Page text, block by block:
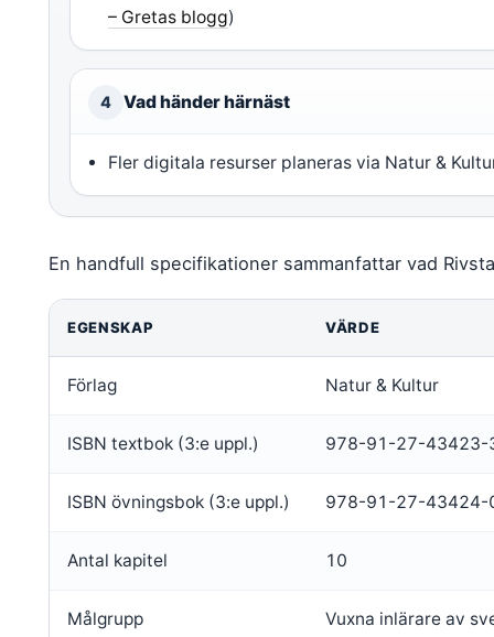
– Gretas blogg)
4 Vad händer härnäst
Fler digitala resurser planeras via Natur &
En handfull specifikationer sammanfattar vad
EGENSKAP VÄRDE
Förlag Natur & Kultur
ISBN textbok (3:e uppl.) 978-91-27-43423-
ISBN övningsbok (3:e uppl.) 978-91-27-43424-
Antal kapitel 10
Målgrupp Vuxna inlärare av